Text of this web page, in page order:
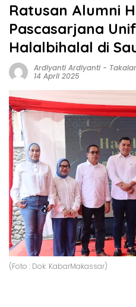
Ratusan Alumni
Pascasarjana
Halalbihalal di
Ardiyanti Ardiyanti- Takalar
14 April 2025
(Foto : Dok. KabarMakassar)